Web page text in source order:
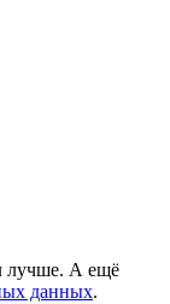
лучше. А ещё
данных.